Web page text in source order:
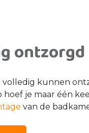
ontzorgd
volledig kunnen
je maar één
van de